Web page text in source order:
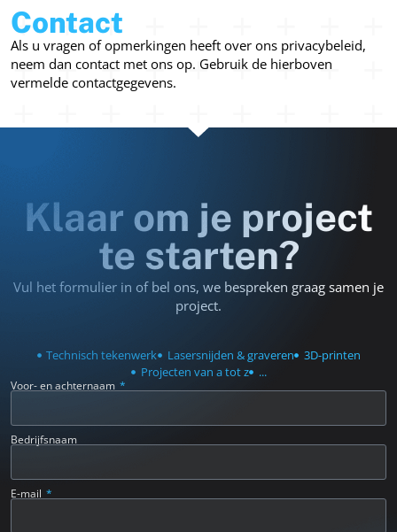
Contact
Als u vragen of opmerkingen heeft over ons privacybeleid,
neem dan contact met ons op. Gebruik de hierboven
vermelde contactgegevens.
Klaar om je project
te starten?
Vul het formulier in of bel ons, we bespreken graag samen je
project.
Technisch tekenwerk Lasersnijden & graveren
3D-printen
Projecten van a tot z
...
Voor- en achternaam
Bedrijfsnaam
E-mail